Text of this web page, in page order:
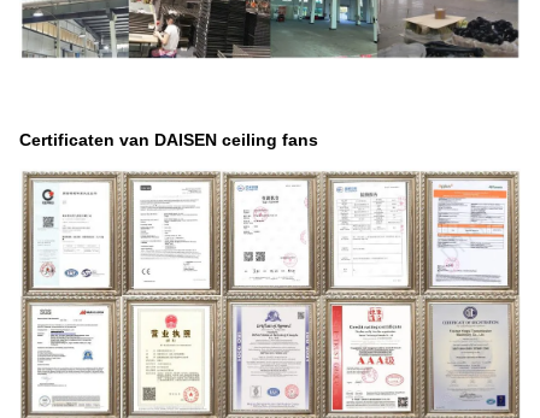
Certificaten van DAISEN ceiling fans